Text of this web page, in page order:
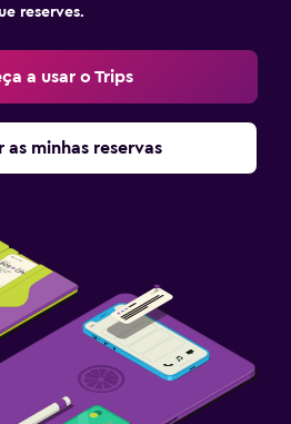
reserves.
a usar o Trips
as minhas reservas